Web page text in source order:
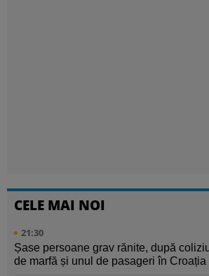
CELE MAI NOI
21:30
Șase persoane grav rănite, după
de marfă și unul de pasageri în Croația